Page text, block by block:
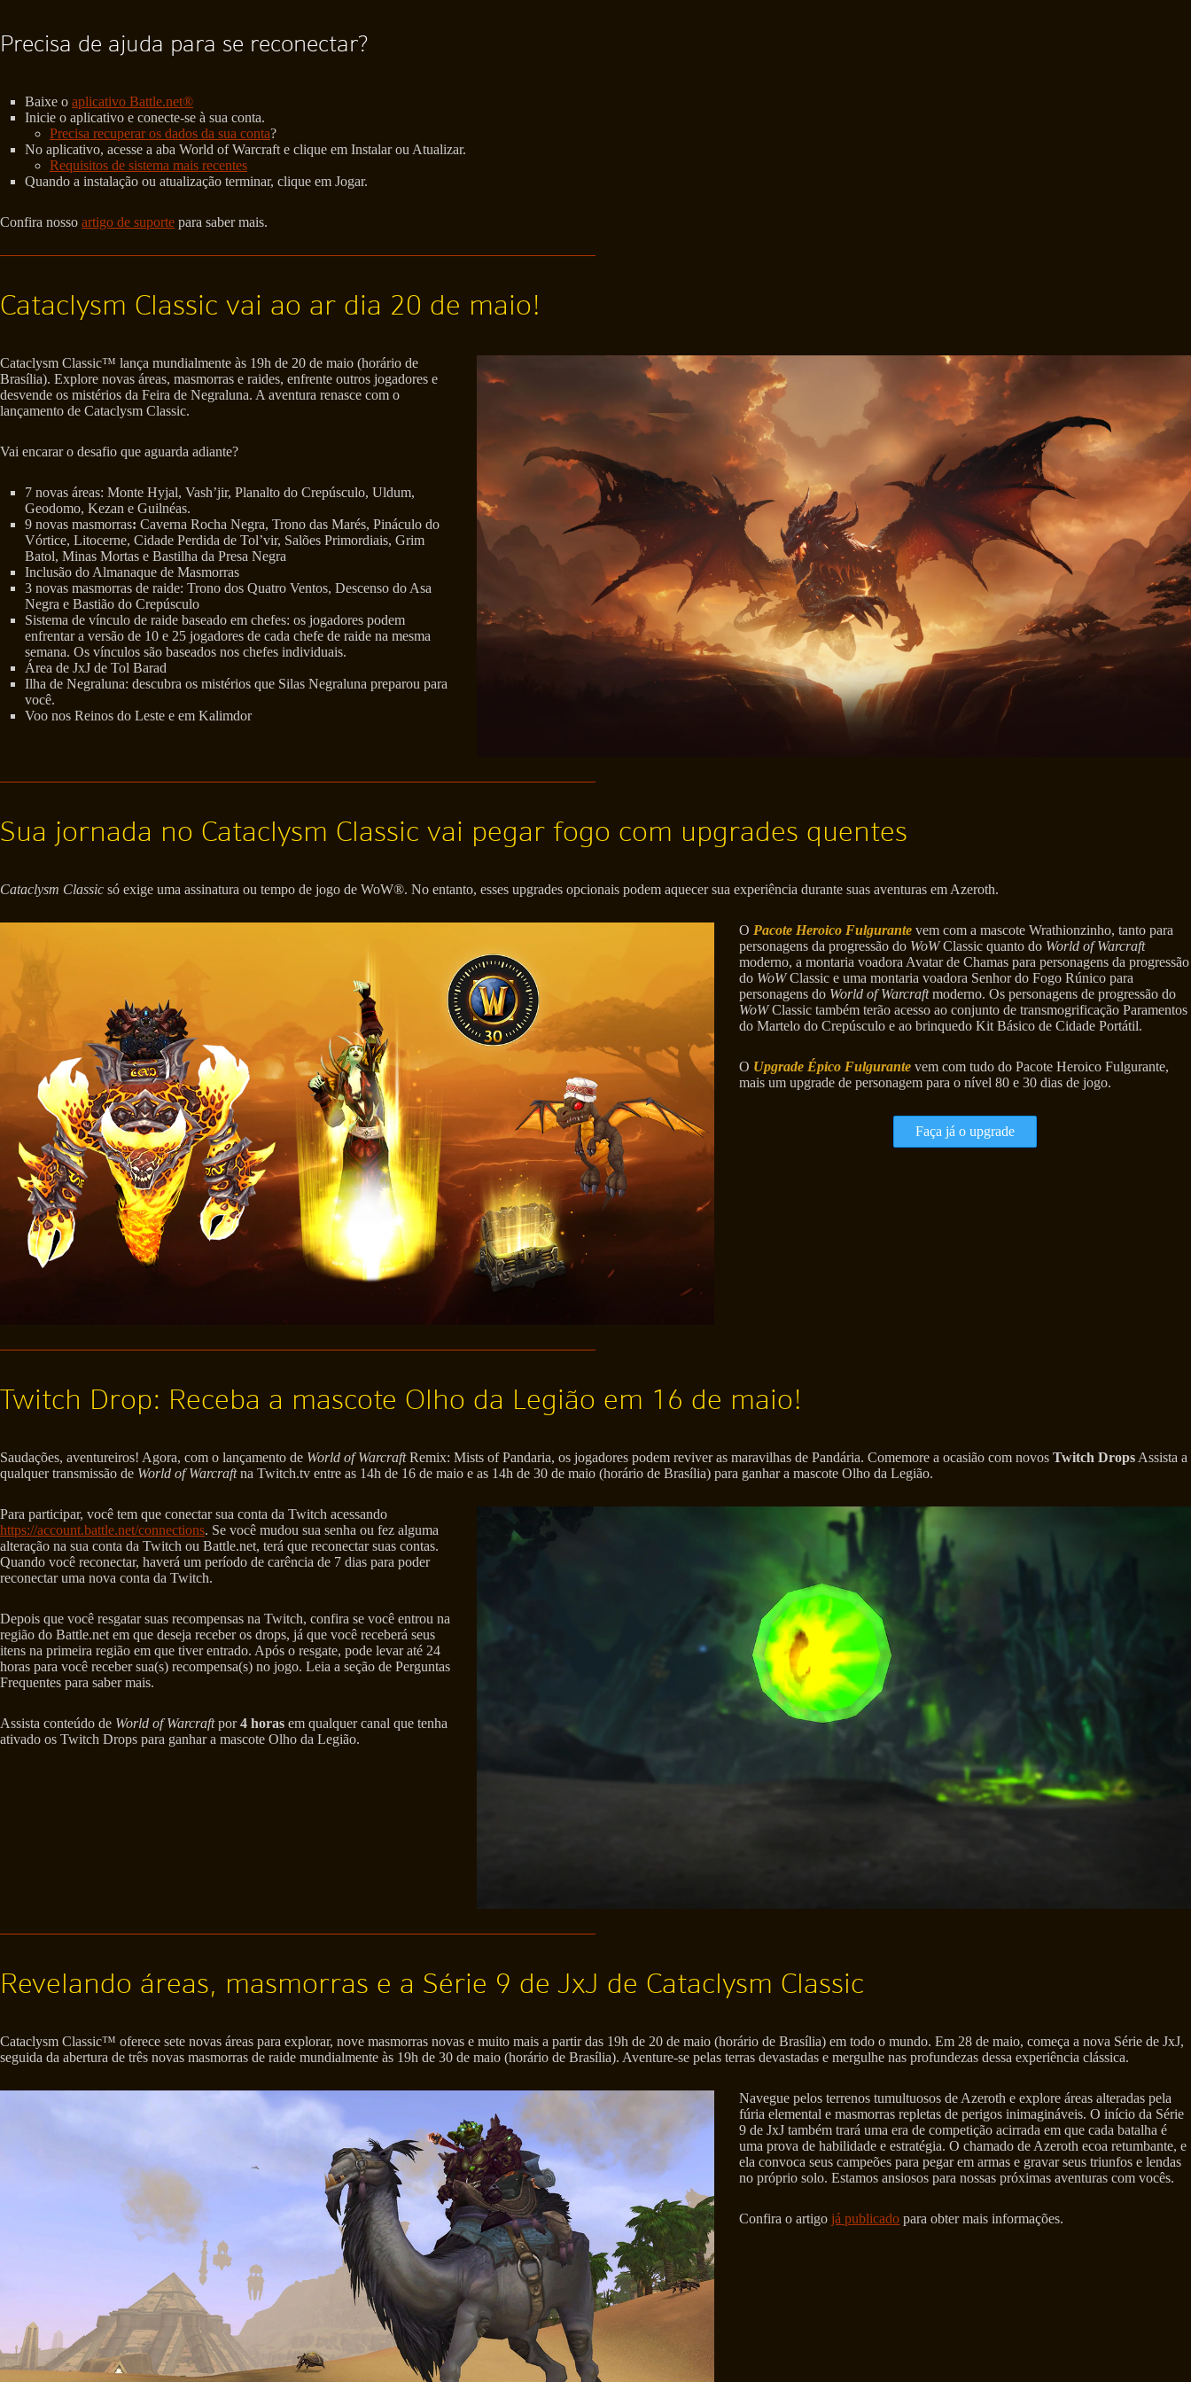
Precisa de ajuda para se reconectar?
Baixe o aplicativo Battle.net®
Inicie o aplicativo e conecte-se à sua conta.
Precisa recuperar os dados da sua conta?
No aplicativo, acesse a aba World of Warcraft e clique em Instalar ou Atualizar.
Requisitos de sistema mais recentes
Quando a instalação ou atualização terminar, clique em Jogar.
Confira nosso artigo de suporte para saber mais.
Cataclysm Classic vai ao ar dia 20 de maio!
Cataclysm Classic™ lança mundialmente às 19h de 20 de maio (horário de
Brasília). Explore novas áreas, masmorras e raides, enfrente outros jogadores e
desvende os mistérios da Feira de Negraluna. A aventura renasce com o
lançamento de Cataclysm Classic.
Vai encarar o desafio que aguarda adiante?
7 novas áreas: Monte Hyjal, Vash’jir, Planalto do Crepúsculo, Uldum,
Geodomo, Kezan e Guilnéas.
9 novas masmorras: Caverna Rocha Negra, Trono das Marés, Pináculo do
Vórtice, Litocerne, Cidade Perdida de Tol’vir, Salões Primordiais, Grim
Batol, Minas Mortas e Bastilha da Presa Negra
Inclusão do Almanaque de Masmorras
3 novas masmorras de raide: Trono dos Quatro Ventos, Descenso do Asa
Negra e Bastião do Crepúsculo
Sistema de vínculo de raide baseado em chefes: os jogadores podem
enfrentar a versão de 10 e 25 jogadores de cada chefe de raide na mesma
semana. Os vínculos são baseados nos chefes individuais.
Área de JxJ de Tol Barad
Ilha de Negraluna: descubra os mistérios que Silas Negraluna preparou para
você.
Voo nos Reinos do Leste e em Kalimdor
Sua jornada no Cataclysm Classic vai pegar fogo com upgrades quentes
Cataclysm Classic só exige uma assinatura ou tempo de jogo de WoW®. No entanto, esses upgrades opcionais podem aquecer sua experiência durante suas aventuras em Azeroth.
OPacote Heroico Fulgurante vem com a mascote Wrathionzinho, tanto para
personagens da progressão do WoWClassic quanto do World of Warcraft
moderno, a montaria voadora Avatar de Chamas para personagens da progressão
do WoWClassic e uma montaria voadora Senhor do Fogo Rúnico para
personagens do World of Warcraftmoderno. Os personagens de progressão do
WoWClassic também terão acesso ao conjunto de transmogrificação Paramentos
do Martelo do Crepúsculo e ao brinquedo Kit Básico de Cidade Portátil.
O Upgrade Épico Fulgurante vem com tudo do Pacote Heroico Fulgurante,
mais um upgrade de personagem para o nível 80 e 30 dias de jogo.
Faça já o upgrade
Twitch Drop: Receba a mascote Olho da Legião em 16 de maio!
Saudações, aventureiros! Agora, com o lançamento de World of WarcraftRemix: Mists of Pandaria, os jogadores podem reviver as maravilhas de Pandária. Comemore a ocasião com novos Twitch Drops Assista a
qualquer transmissão de World of Warcraftna Twitch.tv entre as 14h de 16 de maio e as 14h de 30 de maio (horário de Brasília) para ganhar a mascote Olho da Legião.
Para participar, você tem que conectar sua conta da Twitch acessando
https://account.battle.net/connections. Se você mudou sua senha ou fez alguma
alteração na sua conta da Twitch ou Battle.net, terá que reconectar suas contas.
Quando você reconectar, haverá um período de carência de 7 dias para poder
reconectar uma nova conta da Twitch.
Depois que você resgatar suas recompensas na Twitch, confira se você entrou na
região do Battle.net em que deseja receber os drops, já que você receberá seus
itens na primeira região em que tiver entrado. Após o resgate, pode levar até 24
horas para você receber sua(s) recompensa(s) no jogo. Leia a seção de Perguntas
Frequentes para saber mais.
Assista conteúdo de World of Warcraftpor4 horas em qualquer canal que tenha
ativado os Twitch Drops para ganhar a mascote Olho da Legião.
Revelando áreas, masmorras e a Série 9 de JxJ de Cataclysm Classic
Cataclysm Classic™ oferece sete novas áreas para explorar, nove masmorras novas e muito mais a partir das 19h de 20 de maio (horário de Brasília) em todo o mundo. Em 28 de maio, começa a nova Série de JxJ,
seguida da abertura de três novas masmorras de raide mundialmente às 19h de 30 de maio (horário de Brasília). Aventure-se pelas terras devastadas e mergulhe nas profundezas dessa experiência clássica.
Navegue pelos terrenos tumultuosos de Azeroth e explore áreas alteradas pela
fúria elemental e masmorras repletas de perigos inimagináveis. O início da Série
9 de JxJ também trará uma era de competição acirrada em que cada batalha é
uma prova de habilidade e estratégia. O chamado de Azeroth ecoa retumbante, e
ela convoca seus campeões para pegar em armas e gravar seus triunfos e lendas
no próprio solo. Estamos ansiosos para nossas próximas aventuras com vocês.
Confira o artigo já publicado para obter mais informações.